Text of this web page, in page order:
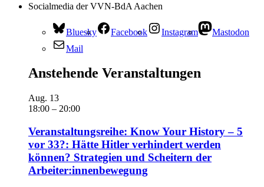
Socialmedia der VVN-BdA Aachen
Bluesky Facebook Instagram
Mastodon
Mail
Anstehende Veranstaltungen
Aug. 13
18:00 – 20:00
Veranstaltungsreihe: Know Your History – 5
vor 33?: Hätte Hitler verhindert werden
können? Strategien und Scheitern der
Arbeiter:innenbewegung